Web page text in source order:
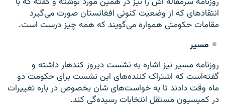
انتقادهای که از وضعیت کنونی افغانستان صورت می‌گیرد
مقامات حکومتی همواره می‌گویند که همه چیز درست است.
مسیر
روزنامه مسیر نیز اشاره به نشست دیروز کندهار داشته و
گفته‌است که اشتراک کننده‌های این نشست برای حکومت دو
ماه وقت دادند تا به خواست‌های شان بخصوص در باره تغییرات
در کمیسیون مستقل انتخابات رسیده‌گی کند.